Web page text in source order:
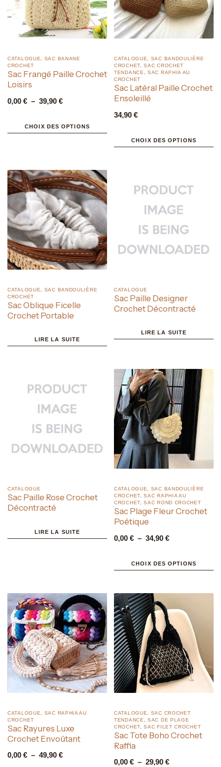
CATALOGUE, SAC BANANE
CROCHET
Sac Frangé Paille Crochet
Loisirs
0,00 € – 39,90 €
CHOIX DES OPTIONS
CATALOGUE, SAC BANDOULIÈRE
CROCHET,SAC CROCHET
TENDANCE,SAC RAPHIA AU
CROCHET
Sac Latéral Paille Crochet
Ensoleillé
34,90 €
CHOIX DES OPTIONS
CATALOGUE
SAC BANDOULIÈRE
CROCHET
Sac Oblique Ficelle
Crochet Portable
LIRE LA SUITE
CATALOGUE
Sac Paille Designer
Crochet Décontracté
LIRE LA SUITE
CATALOGUE
Sac Paille Rose Crochet
Décontracté
LIRE LA SUITE
CATALOGUE, SAC BANDOULIÈRE
CROCHET,SAC RAPHIA AU
CROCHET,SAC ROND CROCHET
Sac Plage Fleur Crochet
Poétique
0,00 € – 34,90 €
CHOIX DES OPTIONS
CATALOGUE
SAC RAPHIA AU
CROCHET
Sac Rayures Luxe
Crochet Envoûtant
0,00 € – 49,90 €
CATALOGUE
SAC CROCHET
TENDANCE
,SAC DE PLAGE
CROCHET,SAC FILET CROCHET
Sac Tote Boho Crochet
Raffia
0,00 € – 29,90 €